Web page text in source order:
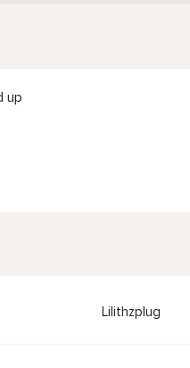
up
Lilithzplug